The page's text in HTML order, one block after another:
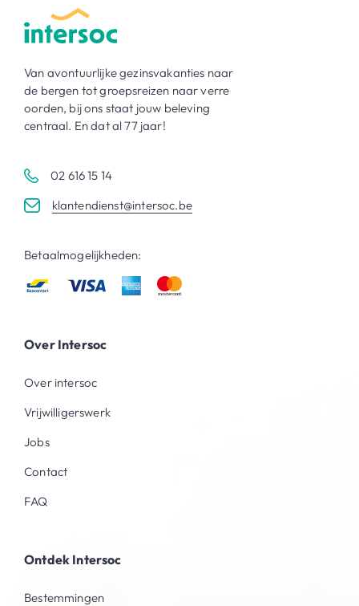
Van avontuurlijke gezinsvakanties naar
de bergen tot groepsreizen naar verre
oorden, bij ons staat jouw beleving
centraal. En dat al 77 jaar!
02 616 15 14
klantendienst@intersoc.be
Betaalmogelijkheden:
Over Intersoc
Over intersoc
Vrijwilligerswerk
Jobs
Contact
FAQ
Ontdek Intersoc
Bestemmingen